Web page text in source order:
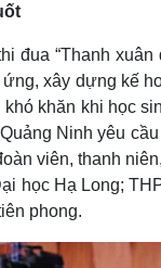
đua “Thanh
xây dựng kế
khăn khi học
Ninh yêu
viên, thanh
học Hạ Long;
phong.